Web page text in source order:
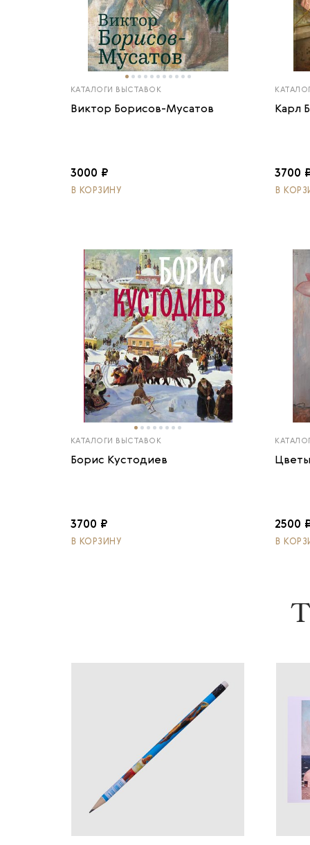
КАТАЛОГИ ВЫСТАВОК
Виктор Борисов-Мусатов
3000 ₽
В КОРЗИНУ
Карл
3700
В
КАТАЛОГИ ВЫСТАВОК
Борис Кустодиев
3700 ₽
В КОРЗИНУ
2500
В